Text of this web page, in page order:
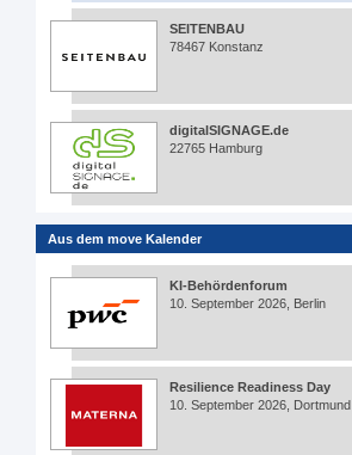
SEITENBAU
78467 Konstanz
digitalSIGNAGE.de
22765 Hamburg
Aus dem move Kalender
KI-Behördenforum
10. September 2026, Berlin
Resilience Readiness Day
10. September 2026, Dortmund